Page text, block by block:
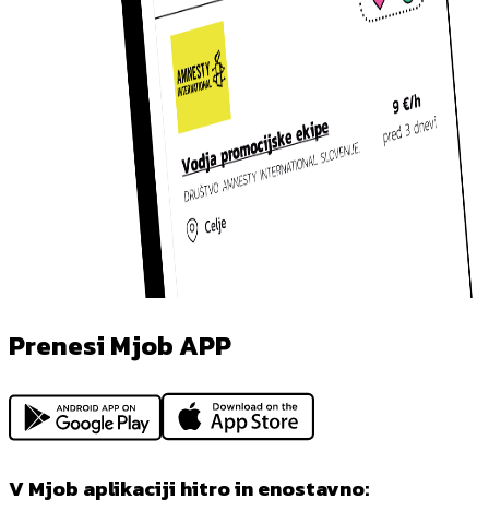
Prenesi Mjob APP
V Mjob aplikaciji hitro in enostavno: